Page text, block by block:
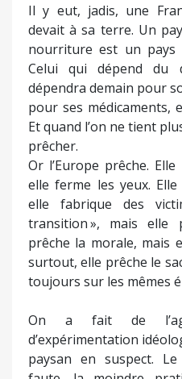
Il y eut, jadis, une
devait à sa terre. Un
nourriture est un
Celui qui dépend du
dépendra demain pour
pour ses médicaments,
Et quand l’on ne tient
prêcher.
Or l’Europe prêche.
elle ferme les yeux. Elle
elle fabrique des
transition », mais elle
prêche la morale, mais
surtout, elle prêche le
toujours sur les mêmes
On a fait de
d’expérimentation
paysan en suspect.